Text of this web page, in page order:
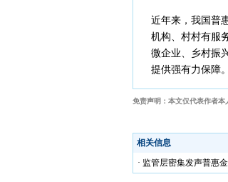
近年来，我国普
机构、村村有服
微企业、乡村振
提供强有力保障。
免责声明：本文仅代表作者本
相关信息
· 监管层密集发声普惠